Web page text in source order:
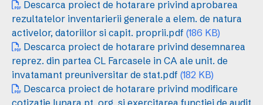
Descarca proiect de hotarare privind aprobarea
rezultatelor inventarierii generale a elem. de natura
activelor, datoriilor si capit. proprii.pdf (186 KB)
Descarca proiect de hotarare privind desemnarea
reprez. din partea CL Farcasele in CA ale unit. de
invatamant preuniversitar de stat.pdf (182 KB)
Descarca proiect de hotarare privind modificare
cotizatie lunara pt. org. si exercitarea functiei de audit